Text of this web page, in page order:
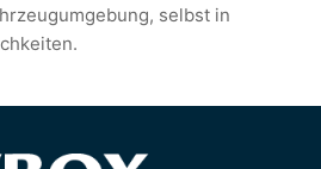
selbst in